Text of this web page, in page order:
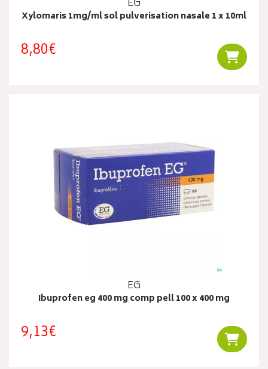
EG
Xylomaris 1mg/ml sol pulverisation nasale 1 x 10ml
8,80€
EG
Ibuprofen eg 400 mg comp pell 100 x 400 mg
9,13€